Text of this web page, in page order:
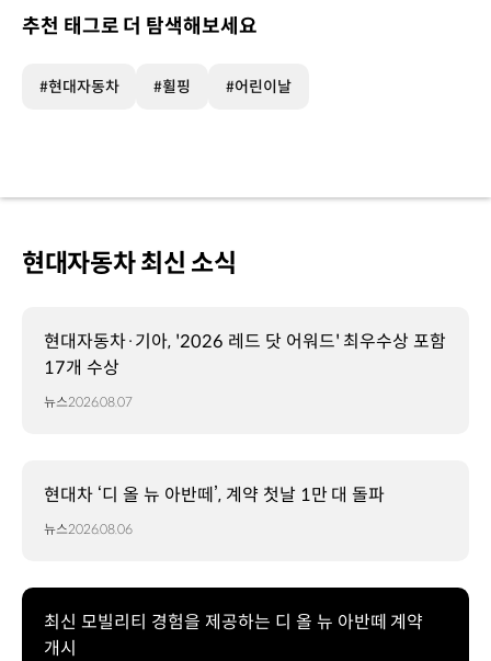
추천 태그로 더 탐색해보세요
#현대자동차 #휠핑 #어린이날
현대자동차 최신 소식
현대자동차·기아, '2026 레드 닷 어워드' 최우수상 포함
17개 수상
뉴스2026.08.07
현대차 ‘디 올 뉴 아반떼’, 계약 첫날 1만 대 돌파
뉴스2026.08.06
최신 모빌리티 경험을 제공하는 디 올 뉴 아반떼 계약
개시